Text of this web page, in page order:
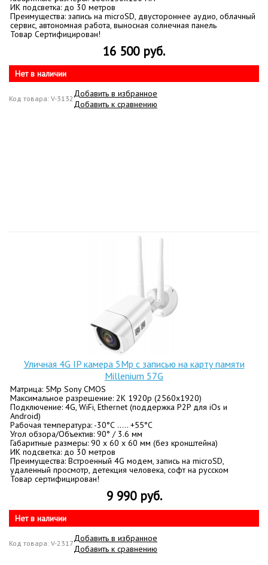
ИК подсветка: до 30 метров
Преимущества: запись на microSD, двустороннее аудио, облачный
сервис, автономная работа, выносная солнечная панель
Товар Сертифицирован!
16 500 руб.
Нет в наличии
Код товара: V-3132 Добавить в избранное
Добавить к сравнению
Уличная 4G IP камера 5Mp c записью на карту памяти
Millenium 57G
Матрица: 5Mp Sony CMOS
Максимальное разрешение: 2K 1920p (2560x1920)
Подключение: 4G, WiFi, Ethernet (поддержка P2P для iOs и
Android)
Рабочая температура: -30°С ….. +55°С
Угол обзора/Объектив: 90° / 3.6 мм
Габаритные размеры: 90 х 60 х 60 мм (без кронштейна)
ИК подсветка: до 30 метров
Преимущества: Встроенный 4G модем, запись на microSD,
удаленный просмотр, детекция человека, софт на русском
Товар сертифицирован!
9 990 руб.
Нет в наличии
Код товара: V-2317Добавить в избранное
Добавить к сравнению